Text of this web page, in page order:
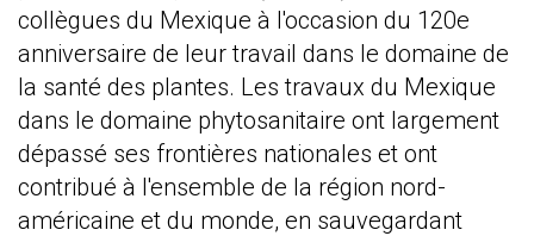
collègues du Mexique à l'occasion du 120e
anniversaire de leur travail dans le domaine de
la santé des plantes. Les travaux du Mexique
dans le domaine phytosanitaire ont largement
dépassé ses frontières nationales et ont
contribué à l'ensemble de la région nord-
américaine et du monde, en sauvegardant